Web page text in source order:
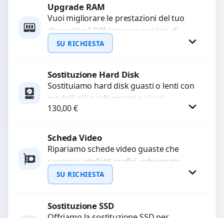
Richiedi Preventivo
WhatsApp
Upgrade RAM
Vuoi migliorare le prestazioni del tuo
dispositivo? Offriamo un servizio di
upgrade RAM per velocizzare
l’esecuzione di programmi e il...
SU RICHIESTA
Richiedi Preventivo
Sostituzione Hard Disk
Sostituiamo hard disk guasti o lenti con
modelli più performanti e sicuri.
Garantiamo la protezione dei dati e una
130,00€
Scheda Video
Ripariamo schede video guaste che
causano artefatti grafici, schermate
nere o rallentamenti. Diagnosi
approfondita e utilizzo di componenti di
SU RICHIESTA
Richiedi Preventivo
Sostituzione SSD